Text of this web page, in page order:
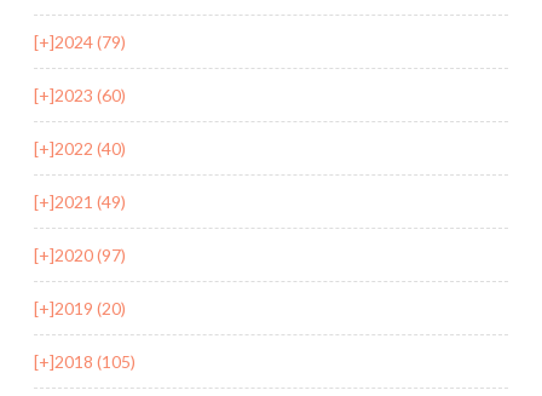
[+]2024 (79)
[+]2023 (60)
[+]2022 (40)
[+]2021 (49)
[+]2020 (97)
[+]2019 (20)
[+]2018 (105)